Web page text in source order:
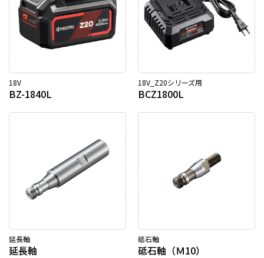
18V
BZ-1840L
18V_Z20シリーズ用
BCZ1800L
延長軸
延長軸
砥石軸
砥石軸（Ｍ10）